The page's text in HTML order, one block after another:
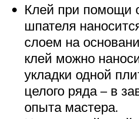
Клей при помощи
шпателя
слоем на
клей можно
укладки одной
целого ряда – в
опыта мастера.